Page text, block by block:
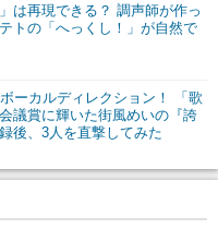
は再現できる？ 調声師が作っ
トの「へっくし！」が自然で
ーカルディレクション！ 「歌
議賞に輝いた街風めいの『誇
後、3人を直撃してみた